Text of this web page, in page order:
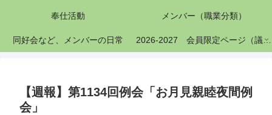
奉仕活動 メンバー（職業分類）
同好会など、メンバーの日常 2026-2027 会員限定ページ（議事録等）
【週報】第1134回例会「お月見親睦夜間例
会」